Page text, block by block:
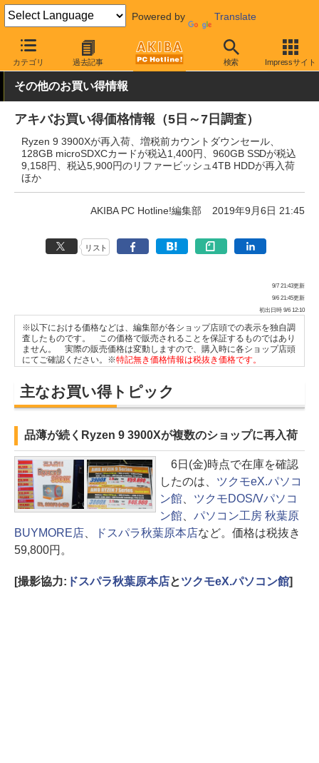
Powered by Translate
カテゴリ 過去記事 検索 Impressサイト
AKIBA PC Hotline! 秋葉原情報 価格情報 特価情報
その他のお買い得情報
アキバお買い得価格情報（5日～7日調査）
Ryzen 9 3900Xが再入荷、増税前カウントダウンセール、
128GB microSDXCカードが税込1,400円、960GB SSDが税込
9,158円、税込5,900円のリファービッシュ4TB HDDが再入荷
ほか
AKIBA PC Hotline!編集部 2019年9月6日 21:45
リスト
9/7 21:43更新
9/6 21:45更新
初出日時 9/6 12:10
※以下における価格などは、編集部が各ショップ店頭での表示を独自調
査したものです。 この価格で販売されることを保証するものではあり
ません。 実際の販売価格は変動しますので、購入時に各ショップ店頭
にてご確認ください。※特記無き価格情報は税抜き価格です。
主なお買い得トピック
品薄が続くRyzen 9 3900Xが複数のショップに再入荷
6日(金)時点で在庫を確認
したのは、 ツクモeX.パソコ
ン館、 ツクモDOS/Vパソコ
ン館、 パソコン工房 秋葉原
BUYMORE店、 ドスパラ秋葉原本店など。価格は税抜き
59,800円。
[撮影協力: ドスパラ秋葉原本店とツクモeX.パソコン館]